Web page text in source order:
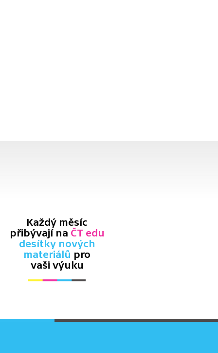
Každý měsíc
přibývají na ČT edu
desítky nových
materiálů pro
vaši výuku